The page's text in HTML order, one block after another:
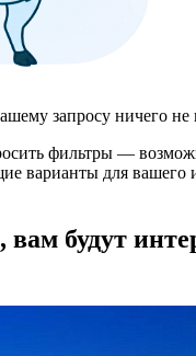
запросу ничего не
фильтры —
варианты для вашего
вам будут